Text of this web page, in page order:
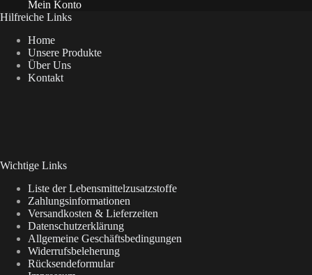
Mein Konto
Hilfreiche Links
Home
Unsere Produkte
Über Uns
Kontakt
Wichtige Links
Liste der Lebensmittelzusatzstoffe
Zahlungsinformationen
Versandkosten & Lieferzeiten
Datenschutzerklärung
Allgemeine Geschäftsbedingungen
Widerrufsbeleherung
Rücksendeformular